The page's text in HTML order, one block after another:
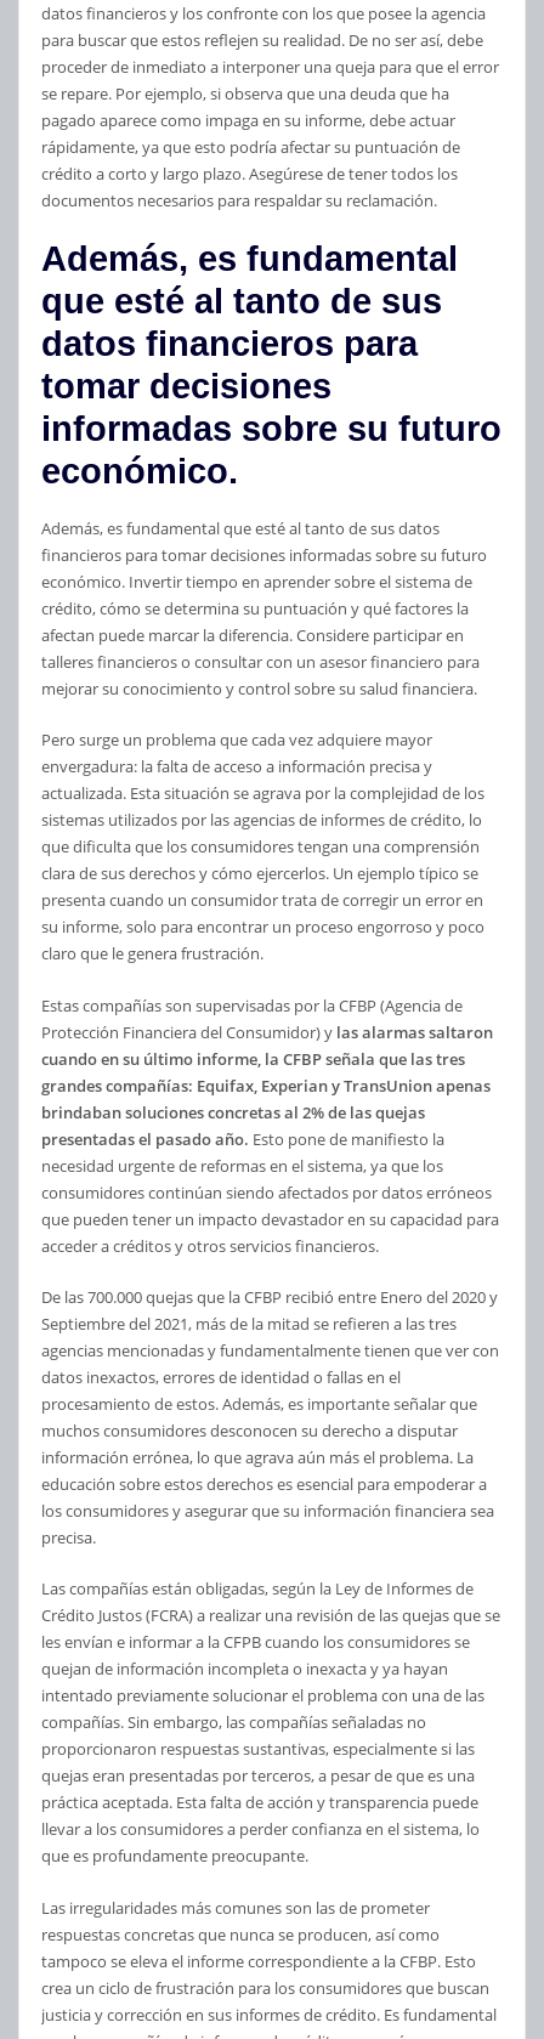
datos financieros y los confronte con los que posee la agencia
para buscar que estos reflejen su realidad. De no ser así, debe
proceder de inmediato a interponer una queja para que el error
se repare. Por ejemplo, si observa que una deuda que ha
pagado aparece como impaga en su informe, debe actuar
rápidamente, ya que esto podría afectar su puntuación de
crédito a corto y largo plazo. Asegúrese de tener todos los
documentos necesarios para respaldar su reclamación.
Además, es fundamental
que esté al tanto de sus
datos financieros para
tomar decisiones
informadas sobre su futuro
económico.
Además, es fundamental que esté al tanto de sus datos
financieros para tomar decisiones informadas sobre su futuro
económico. Invertir tiempo en aprender sobre el sistema de
crédito, cómo se determina su puntuación y qué factores la
afectan puede marcar la diferencia. Considere participar en
talleres financieros o consultar con un asesor financiero para
mejorar su conocimiento y control sobre su salud financiera.
Pero surge un problema que cada vez adquiere mayor
envergadura: la falta de acceso a información precisa y
actualizada. Esta situación se agrava por la complejidad de los
sistemas utilizados por las agencias de informes de crédito, lo
que dificulta que los consumidores tengan una comprensión
clara de sus derechos y cómo ejercerlos. Un ejemplo típico se
presenta cuando un consumidor trata de corregir un error en
su informe, solo para encontrar un proceso engorroso y poco
claro que le genera frustración.
Estas compañías son supervisadas por la CFBP (Agencia de
Protección Financiera del Consumidor) y las alarmas saltaron
cuando en su último informe, la CFBP señala que las tres
grandes compañías: Equifax, Experian y TransUnion apenas
brindaban soluciones concretas al 2% de las quejas
presentadas el pasado año. Esto pone de manifiesto la
necesidad urgente de reformas en el sistema, ya que los
consumidores continúan siendo afectados por datos erróneos
que pueden tener un impacto devastador en su capacidad para
acceder a créditos y otros servicios financieros.
De las 700.000 quejas que la CFBP recibió entre Enero del 2020 y
Septiembre del 2021, más de la mitad se refieren a las tres
agencias mencionadas y fundamentalmente tienen que ver con
datos inexactos, errores de identidad o fallas en el
procesamiento de estos. Además, es importante señalar que
muchos consumidores desconocen su derecho a disputar
información errónea, lo que agrava aún más el problema. La
educación sobre estos derechos es esencial para empoderar a
los consumidores y asegurar que su información financiera sea
precisa.
Las compañías están obligadas, según la Ley de Informes de
Crédito Justos (FCRA) a realizar una revisión de las quejas que se
les envían e informar a la CFPB cuando los consumidores se
quejan de información incompleta o inexacta y ya hayan
intentado previamente solucionar el problema con una de las
compañías. Sin embargo, las compañías señaladas no
proporcionaron respuestas sustantivas, especialmente si las
quejas eran presentadas por terceros, a pesar de que es una
práctica aceptada. Esta falta de acción y transparencia puede
llevar a los consumidores a perder confianza en el sistema, lo
que es profundamente preocupante.
Las irregularidades más comunes son las de prometer
respuestas concretas que nunca se producen, así como
tampoco se eleva el informe correspondiente a la CFBP. Esto
crea un ciclo de frustración para los consumidores que buscan
justicia y corrección en sus informes de crédito. Es fundamental